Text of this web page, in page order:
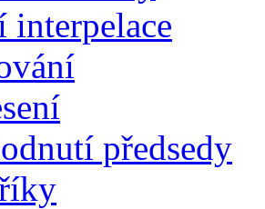
interpelace
předsedy